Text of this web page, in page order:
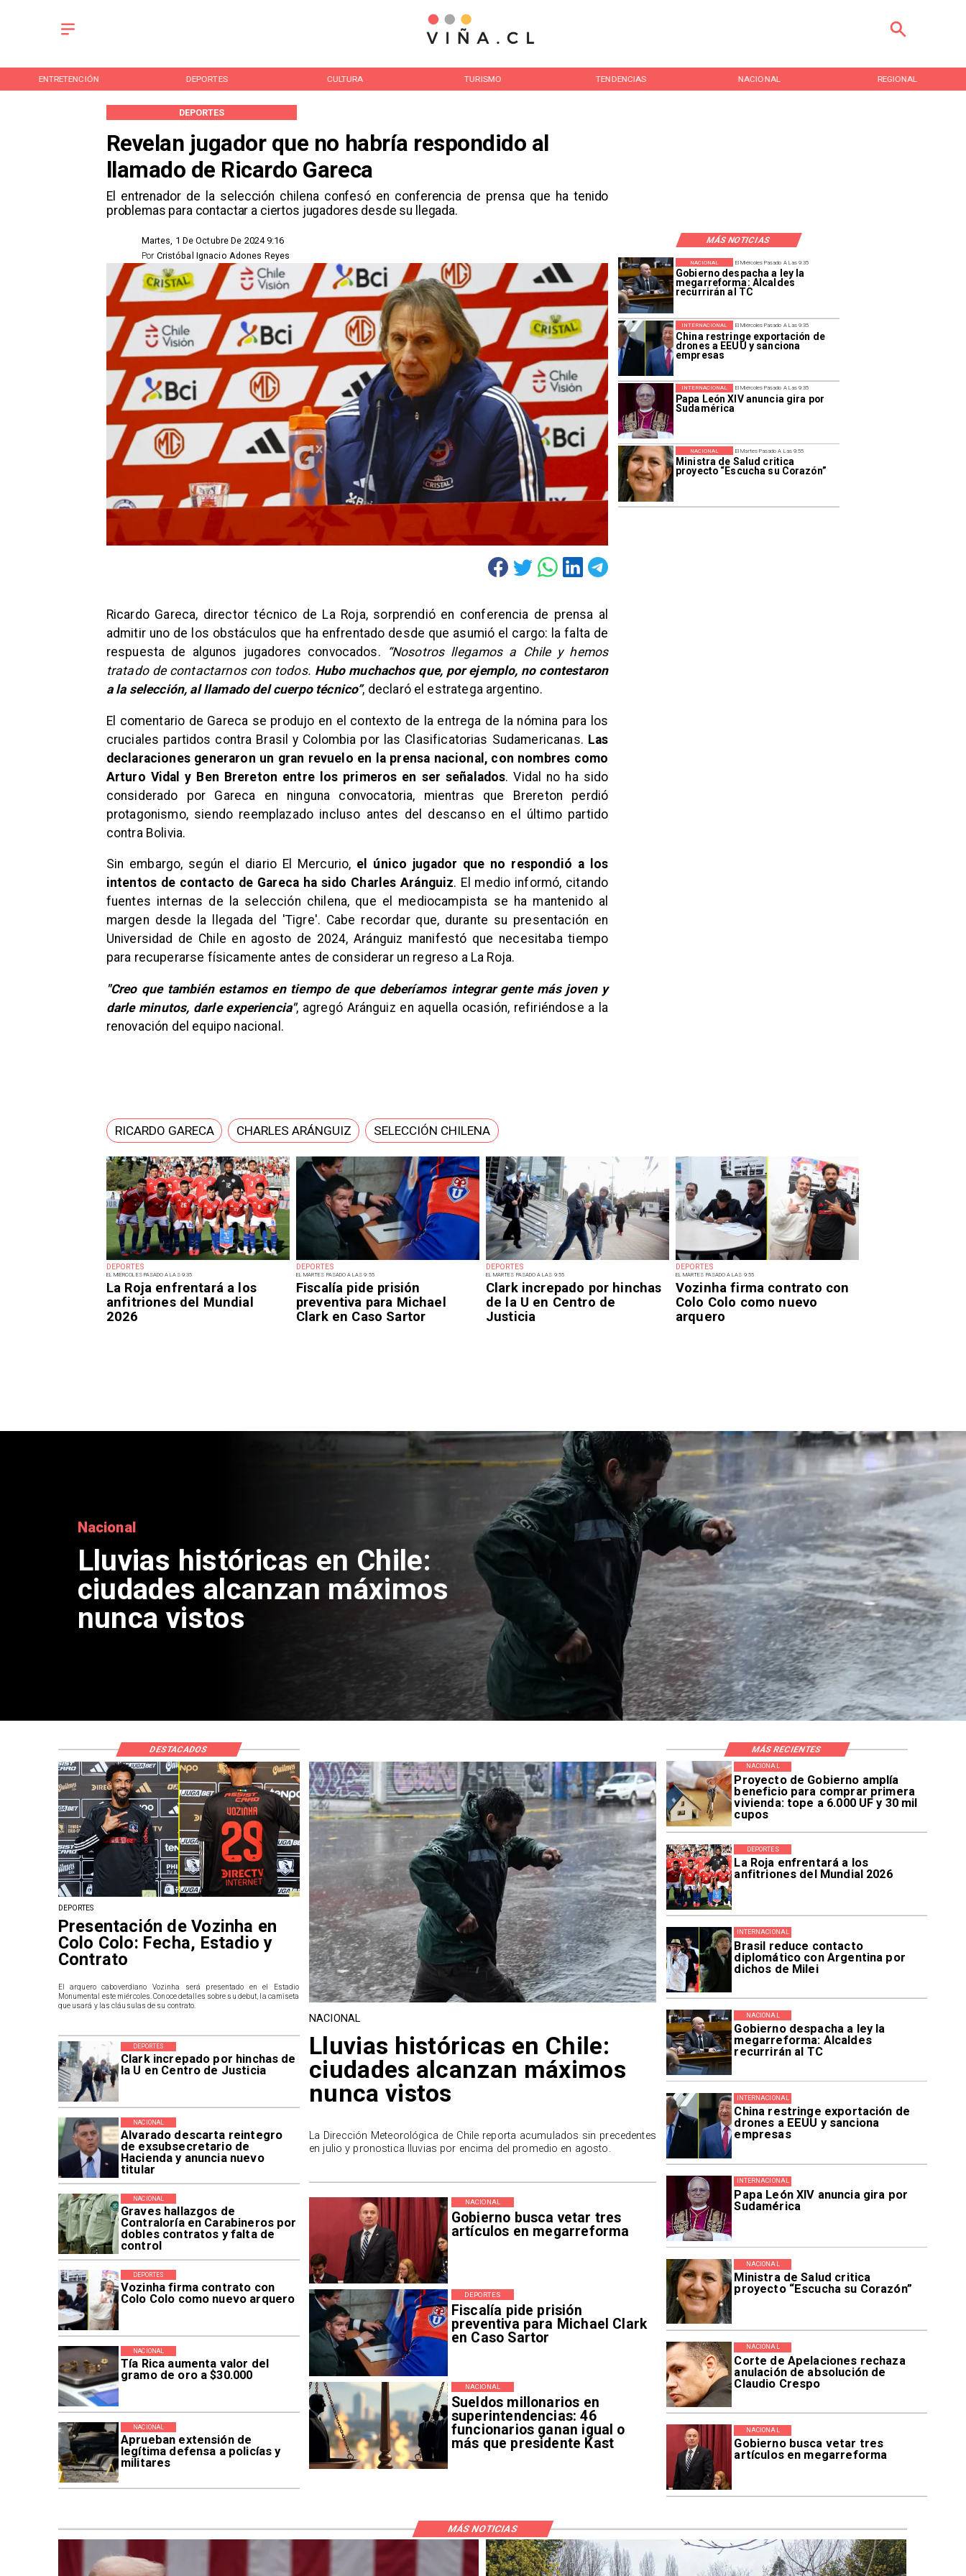
ENTRETENCIÓN DEPORTES CULTURA TURISMO TENDENCIAS NACIONAL REGIONAL
Revelan jugador que no habría respondido al
llamado de Ricardo Gareca
​El entrenador de la selección chilena confesó en conferencia de prensa que ha tenido
problemas para contactar a ciertos jugadores desde su llegada.
DEPORTES
MÁS NOTICIAS
Martes, 1 De Octubre De 2024 9:16
Cristóbal Ignacio Adones Reyes
Por
DEPORTES
EL MIÉRCOLES PASADO A LAS 9:35
La Roja enfrentará a los
anfitriones del Mundial
2026
DEPORTES
EL MARTES PASADO A LAS 9:55
Fiscalía pide prisión
preventiva para Michael
Clark en Caso Sartor
DEPORTES
EL MARTES PASADO A LAS 9:55
Clark increpado por hinchas
de la U en Centro de
Justicia
DEPORTES
EL MARTES PASADO A LAS 9:55
Vozinha firma contrato con
Colo Colo como nuevo
arquero
El Miércoles Pasado A Las 9:35
Gobierno despacha a ley la
megarreforma: Alcaldes
recurrirán al TC
NACIONAL
El Miércoles Pasado A Las 9:35
China restringe exportación de
drones a EEUU y sanciona
empresas
INTERNACIONAL
El Miércoles Pasado A Las 9:35
Papa León XIV anuncia gira por
Sudamérica
INTERNACIONAL
El Martes Pasado A Las 9:55
Ministra de Salud critica
proyecto “Escucha su Corazón”
NACIONAL
Ricardo Gareca, director técnico de La Roja, sorprendió en conferencia de prensa al
admitir uno de los obstáculos que ha enfrentado desde que asumió el cargo: la falta de
respuesta de algunos jugadores convocados.
“Nosotros llegamos a Chile y hemos
tratado de contactarnos con todos. Hubo muchachos que, por ejemplo, no contestaron
a la selección, al llamado del cuerpo técnico”, declaró el estratega argentino.
El comentario de Gareca se produjo en el contexto de la entrega de la nómina para los
cruciales partidos contra Brasil y Colombia por las Clasificatorias Sudamericanas. Las
declaraciones generaron un gran revuelo en la prensa nacional, con nombres como
Arturo Vidal y Ben Brereton entre los primeros en ser señalados. Vidal no ha sido
considerado por Gareca en ninguna convocatoria, mientras que Brereton perdió
protagonismo, siendo reemplazado incluso antes del descanso en el último partido
contra Bolivia.
Sin embargo, según el diario El Mercurio, el único jugador que no respondió a los
intentos de contacto de Gareca ha sido Charles Aránguiz. El medio informó, citando
fuentes internas de la selección chilena, que el mediocampista se ha mantenido al
margen desde la llegada del 'Tigre'. Cabe recordar que, durante su presentación en
Universidad de Chile en agosto de 2024, Aránguiz manifestó que necesitaba tiempo
para recuperarse físicamente antes de considerar un regreso a La Roja.
"Creo que también estamos en tiempo de que deberíamos integrar gente más joven y
darle minutos, darle experiencia", agregó Aránguiz en aquella ocasión, refiriéndose a la
renovación del equipo nacional.
RICARDO GARECA CHARLES ARÁNGUIZ SELECCIÓN CHILENA
Deportes
Presentación de Vozinha en
Colo Colo: Fecha, Estadio y
Contrato
Proyecto de Gobierno amplía
beneficio para comprar primera
vivienda: tope a 6.000 UF y 30 mil
cupos
NACIONAL
La Roja enfrentará a los
anfitriones del Mundial 2026
DEPORTES
Brasil reduce contacto
diplomático con Argentina por
dichos de Milei
INTERNACIONAL
Gobierno despacha a ley la
megarreforma: Alcaldes
recurrirán al TC
NACIONAL
China restringe exportación de
drones a EEUU y sanciona
empresas
INTERNACIONAL
Papa León XIV anuncia gira por
Sudamérica
INTERNACIONAL
Ministra de Salud critica
proyecto “Escucha su Corazón”
NACIONAL
Corte de Apelaciones rechaza
anulación de absolución de
Claudio Crespo
NACIONAL
Gobierno busca vetar tres
artículos en megarreforma
NACIONAL
Clark increpado por hinchas de
la U en Centro de Justicia
DEPORTES
Alvarado descarta reintegro
de exsubsecretario de
Hacienda y anuncia nuevo
titular
NACIONAL
Graves hallazgos de
Contraloría en Carabineros por
dobles contratos y falta de
control
NACIONAL
Vozinha firma contrato con
Colo Colo como nuevo arquero
DEPORTES
Tía Rica aumenta valor del
gramo de oro a $30.000
NACIONAL
Aprueban extensión de
legítima defensa a policías y
militares
NACIONAL
Gobierno busca vetar tres
artículos en megarreforma
NACIONAL
Fiscalía pide prisión
preventiva para Michael Clark
en Caso Sartor
DEPORTES
Sueldos millonarios en
superintendencias: 46
funcionarios ganan igual o
más que presidente Kast
NACIONAL
DEPORTES
Presentación de Vozinha en
Colo Colo: Fecha, Estadio y
Contrato
El arquero caboverdiano Vozinha será presentado en el Estadio
Monumental este miércoles. Conoce detalles sobre su debut, la camiseta
que usará y las cláusulas de su contrato.
NACIONAL
Lluvias históricas en Chile:
ciudades alcanzan máximos
nunca vistos
La Dirección Meteorológica de Chile reporta acumulados sin precedentes
en julio y pronostica lluvias por encima del promedio en agosto.
DESTACADOS MÁS RECIENTES
MÁS NOTICIAS